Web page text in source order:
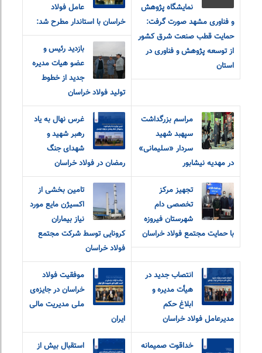
نمایشگاه پژوهش
و فناوری مشهد صورت گرفت:
حمایت قطب صنعت شرق کشور
از توسعه پژوهش و فناوری در
استان
عامل فولاد
خراسان با استاندار مطرح شد:
بازدید رئیس و
عضو هیات مدیره
جدید از خطوط
تولید فولاد خراسان
مراسم بزرگداشت
سپهبد شهید
سردار «سلیمانی»
در مهدیه نیشابور
غرس نهال به یاد
رهبر شهید و
شهدای جنگ
رمضان در فولاد خراسان
تجهیز مرکز
تخصصی دام
شهرستان فیروزه
با حمایت مجتمع فولاد خراسان
تامین بخشی از
اکسیژن مایع مورد
نیاز بیماران
کرونایی توسط شرکت مجتمع
فولاد خراسان
انتصاب جدید در
هیأت مدیره و
ابلاغ حکم
مدیرعامل فولاد خراسان
موفقیت فولاد
خراسان در جایزه‌ی
ملی مدیریت مالی
ایران
خداقوت صمیمانه
استقبال بیش از